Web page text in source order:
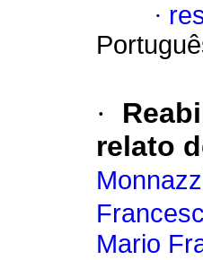
·
·
relato
Mario